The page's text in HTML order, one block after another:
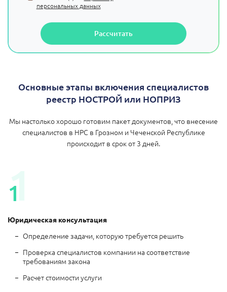
персональных данных
Рассчитать
Основные этапы включения специалистов
реестр НОСТРОЙ или НОПРИЗ
Мы настолько хорошо готовим пакет документов, что внесение
специалистов в НРС в Грозном и Чеченской Республике
происходит в срок от 3 дней.
1
1
Юридическая консультация
Определение задачи, которую требуется решить
Проверка специалистов компании на соответствие
требованиям закона
Расчет стоимости услуги